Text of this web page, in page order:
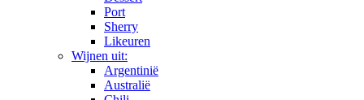
Port
Sherry
Likeuren
Wijnen uit:
Argentinië
Australië